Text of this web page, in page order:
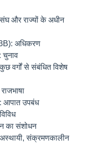
और राज्यों के अधीन
अधिकरण
चुनाव
वर्गों से संबंधित विशेष
आपात उपबंध
का संशोधन
संक्रमणकालीन